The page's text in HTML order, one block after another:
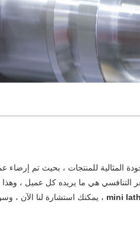
المثالية للمنتجات ، بحيث تم إرضاء
التنافسي هي ما يريده كل عميل ، وهذا
mini ، يمكنك استشارة لنا الآن ،